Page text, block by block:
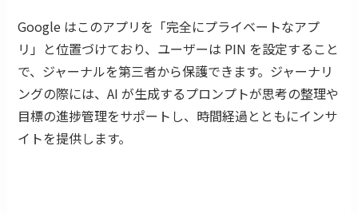
Google はこのアプリを「完全にプライベートなアプ
リ」と位置づけており、ユーザーは PIN を設定すること
で、ジャーナルを第三者から保護できます。ジャーナリ
ングの際には、AI が生成するプロンプトが思考の整理や
目標の進捗管理をサポートし、時間経過とともにインサ
イトを提供します。